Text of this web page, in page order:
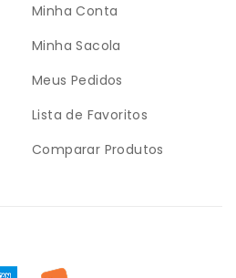
Minha Conta
Minha Sacola
Meus Pedidos
Lista de Favoritos
Comparar Produtos